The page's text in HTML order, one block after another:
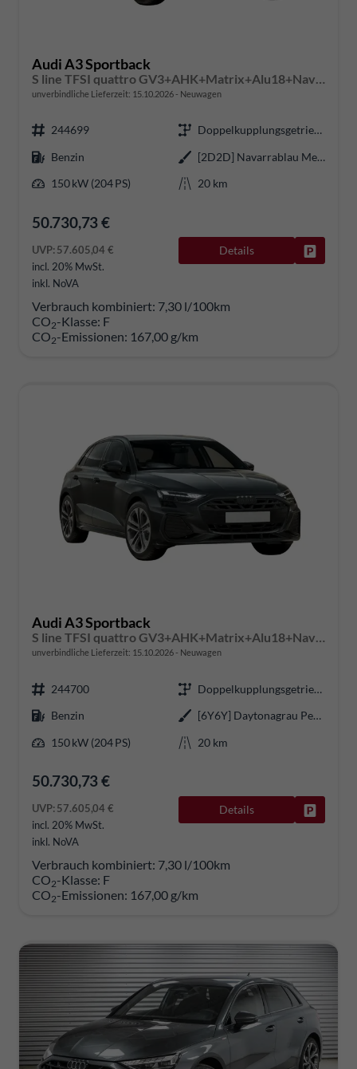
Audi A3 Sportback
unverbindliche Lieferzeit: 15.10.2026 Neuwagen
244699
Doppelkupplungsgetriebe (DSG)
Benzin
[2D2D] Navarrablau Metallic
150 kW (204 PS)
20 km
50.730,73 €
UVP:57.605,04 €
incl. 20% MwSt.
inkl. NoVA
Details
Verbrauch kombiniert: 7,30 l/100km
CO2-Klasse: F
CO2-Emissionen: 167,00 g/km
Audi A3 Sportback
S line TFSI quattro GV3+AHK+Matrix+Alu18+Navi+Cam+eHeck+Sound+ACC+Black
unverbindliche Lieferzeit: 15.10.2026 Neuwagen
244700
Doppelkupplungsgetriebe (DSG)
Benzin
[6Y6Y] Daytonagrau Perleffekt
150 kW (204 PS)
20 km
50.730,73 €
UVP:57.605,04 €
incl. 20% MwSt.
inkl. NoVA
Details
Verbrauch kombiniert: 7,30 l/100km
CO2-Klasse: F
CO2-Emissionen: 167,00 g/km